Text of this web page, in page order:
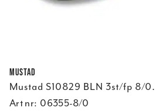
Mustad
Mustad S10829 BLN 3st/fp 8/0.
Art nr: 06355-8/0